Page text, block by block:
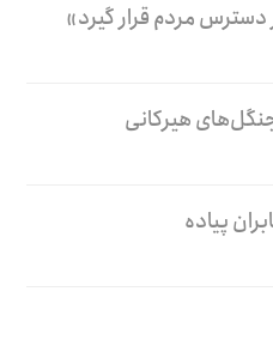
مردم قرار گیرد»
هیرکانی
پیاده